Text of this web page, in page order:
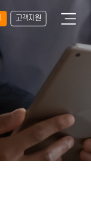
고객지원